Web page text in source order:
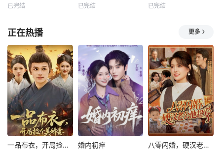
已完结 已完结 已完结
正在热播 更多
一品布衣，开局捡个美娇妻 婚内初痒 八零闪婚，硬汉老公他超爱